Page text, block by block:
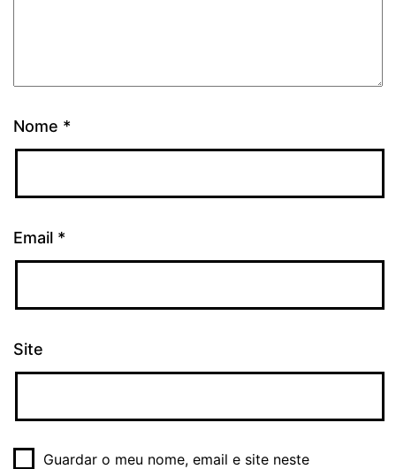
Nome *
Email *
Site
Guardar o meu nome, email e site neste